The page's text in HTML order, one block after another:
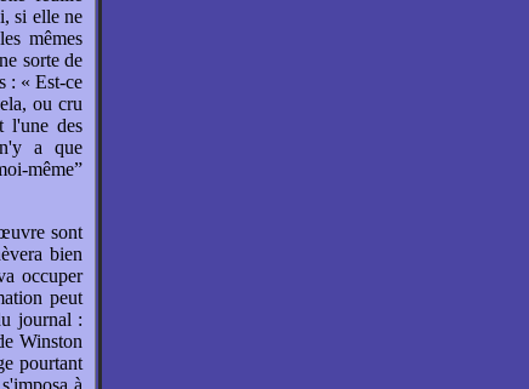
si elle ne
mêmes
sorte de
: « Est-ce
ou cru
l'une des
a que
même”
sont
bien
occuper
peut
journal :
Winston
pourtant
à